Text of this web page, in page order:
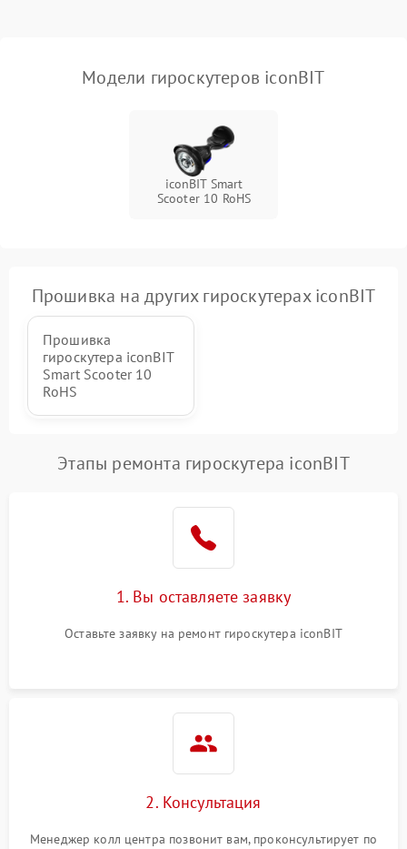
Модели гироскутеров iconBIT
iconBIT Smart
Scooter 10 RoHS
Прошивка на других гироскутерах iconBIT
Прошивка
гироскутера iconBIT
Smart Scooter 10
RoHS
Этапы ремонта гироскутера iconBIT
1. Вы оставляете заявку
Оставьте заявку на ремонт гироскутера iconBIT
2. Консультация
Менеджер колл центра позвонит вам, проконсультирует по